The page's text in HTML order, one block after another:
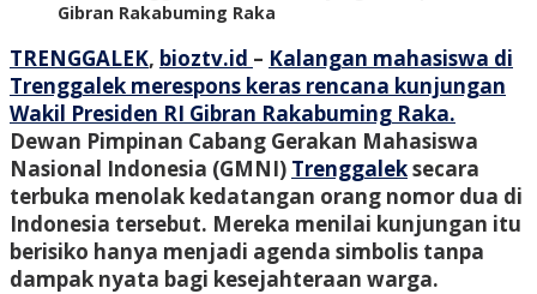
Gibran Rakabuming Raka
TRENGGALEK, bioztv.id – Kalangan mahasiswa di
Trenggalek merespons keras rencana kunjungan
Wakil Presiden RI Gibran Rakabuming Raka.
Dewan Pimpinan Cabang Gerakan Mahasiswa
Nasional Indonesia (GMNI) Trenggaleksecara
terbuka menolak kedatangan orang nomor dua di
Indonesia tersebut. Mereka menilai kunjungan itu
berisiko hanya menjadi agenda simbolis tanpa
dampak nyata bagi kesejahteraan warga.